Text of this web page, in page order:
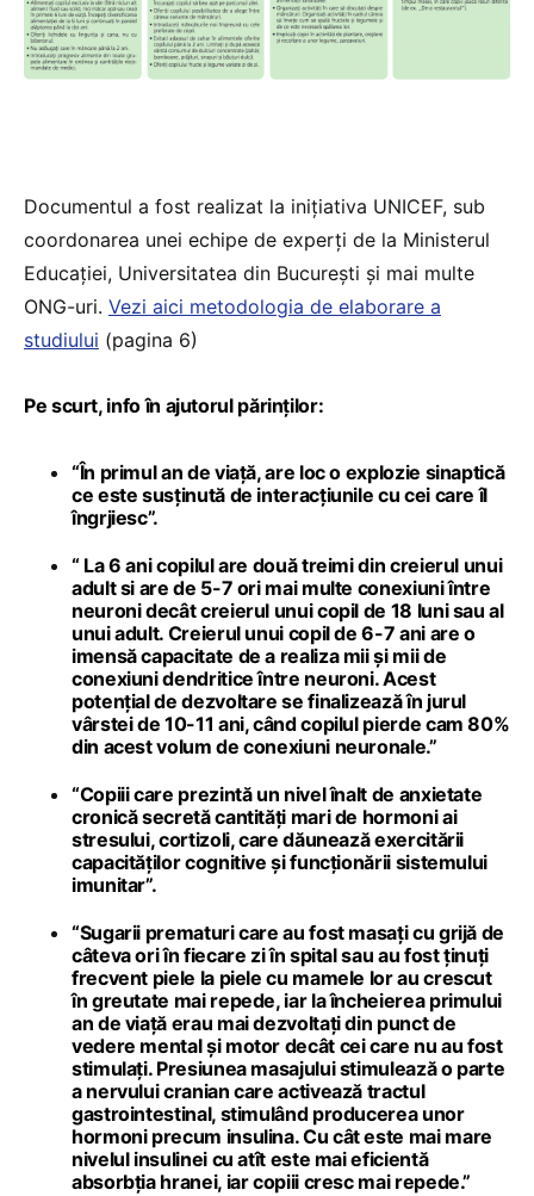
Documentul a fost realizat la inițiativa UNICEF, sub
coordonarea unei echipe de experți de la Ministerul
Educației, Universitatea din București și mai multe
ONG-uri. Vezi aici metodologia de elaborare a
studiului (pagina 6)
Pe scurt, info în ajutorul părinților:
“În primul an de viață, are loc o explozie sinaptică
ce este susținută de interacțiunile cu cei care îl
îngrjiesc”.
“ La 6 ani copilul are două treimi din creierul unui
adult si are de 5-7 ori mai multe conexiuni între
neuroni decât creierul unui copil de 18 luni sau al
unui adult. Creierul unui copil de 6-7 ani are o
imensă capacitate de a realiza mii și mii de
conexiuni dendritice între neuroni. Acest
potențial de dezvoltare se finalizează în jurul
vârstei de 10-11 ani, când copilul pierde cam 80%
din acest volum de conexiuni neuronale.”
“Copiii care prezintă un nivel înalt de anxietate
cronică secretă cantități mari de hormoni ai
stresului, cortizoli, care dăunează exercitării
capacităților cognitive și funcționării sistemului
imunitar”.
“Sugarii prematuri care au fost masați cu grijă de
câteva ori în fiecare zi în spital sau au fost ținuți
frecvent piele la piele cu mamele lor au crescut
în greutate mai repede, iar la încheierea primului
an de viață erau mai dezvoltați din punct de
vedere mental și motor decât cei care nu au fost
stimulați. Presiunea masajului stimulează o parte
a nervului cranian care activează tractul
gastrointestinal, stimulând producerea unor
hormoni precum insulina. Cu cât este mai mare
nivelul insulinei cu atît este mai eficientă
absorbția hranei, iar copiii cresc mai repede.”